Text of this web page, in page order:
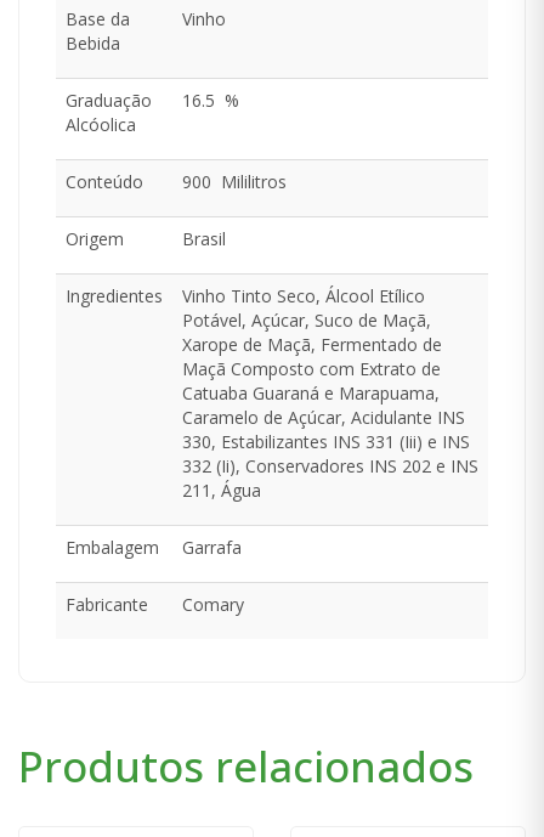
Base da
Bebida
Vinho
Graduação
Alcóolica
16.5 %
Conteúdo 900 Mililitros
Origem Brasil
Ingredientes
Vinho Tinto Seco, Álcool Etílico
Potável, Açúcar, Suco de Maçã,
Xarope de Maçã, Fermentado de
Maçã Composto com Extrato de
Catuaba Guaraná e Marapuama,
Caramelo de Açúcar, Acidulante INS
330, Estabilizantes INS 331 (Iii) e INS
332 (Ii), Conservadores INS 202 e INS
211, Água
Embalagem Garrafa
Fabricante Comary
Produtos relacionados